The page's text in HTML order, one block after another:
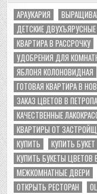
АРАУКАРИЯ
ДЕТСКИЕ
КВАРТИРА В РАССРОЧКУ
УДОБРЕНИЯ ДЛЯ
ЯБЛОНЯ КОЛОНОВИДНАЯ
ГОТОВАЯ КВАРТИРА В
ЗАКАЗ ЦВЕТОВ В
КАЧЕСТВЕННЫЕ
КВАРТИРЫ ОТ
КУПИТЬ
КУПИТЬ БУКЕТ
КУПИТЬ БУКЕТЫ ЦВЕТОВ
МЕЖКОМНАТНЫЕ ДВЕРИ
ОТКРЫТЬ РЕСТОРАН